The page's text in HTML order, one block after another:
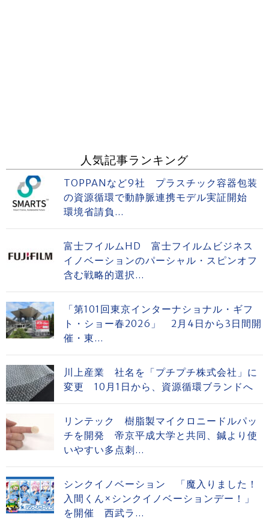
人気記事ランキング
TOPPANなど9社 プラスチック容器包装
の資源循環で動静脈連携モデル実証開始
環境省請負...
富士フイルムHD 富士フイルムビジネス
イノベーションのパーシャル・スピンオフ
含む戦略的選択...
「第101回東京インターナショナル・ギフ
ト・ショー春2026」 2月4日から3日間開
催・東...
川上産業 社名を「プチプチ株式会社」に
変更 10月1日から、資源循環ブランドへ
リンテック 樹脂製マイクロニードルパッ
チを開発 帝京平成大学と共同、鍼より使
いやすい多点刺...
シンクイノベーション 「魔入りました！
入間くん×シンクイノベーションデー！」
を開催 西武ラ...